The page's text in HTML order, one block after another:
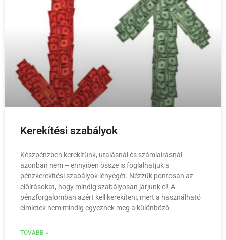
Kerekítési szabályok
Készpénzben kerekítünk, utalásnál és számlaírásnál
azonban nem – ennyiben össze is foglalhatjuk a
pénzkerekítési szabályok lényegét. Nézzük pontosan az
előírásokat, hogy mindig szabályosan járjunk el! A
pénzforgalomban azért kell kerekíteni, mert a használható
címletek nem mindig egyeznek meg a különböző
TOVÁBB »